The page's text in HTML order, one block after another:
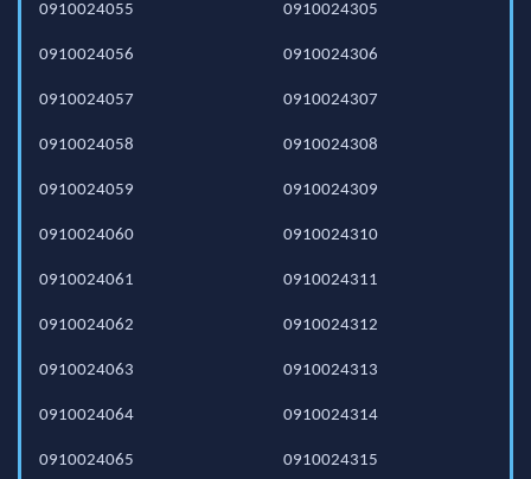
0910024055
0910024056
0910024057
0910024058
0910024059
0910024060
0910024061
0910024062
0910024063
0910024064
0910024065
0910024305
0910024306
0910024307
0910024308
0910024309
0910024310
0910024311
0910024312
0910024313
0910024314
0910024315